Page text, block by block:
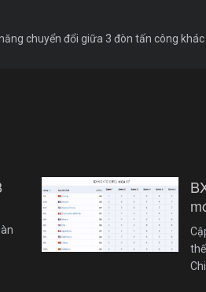
chuyển đổi giữa 3 đòn tấn công khác